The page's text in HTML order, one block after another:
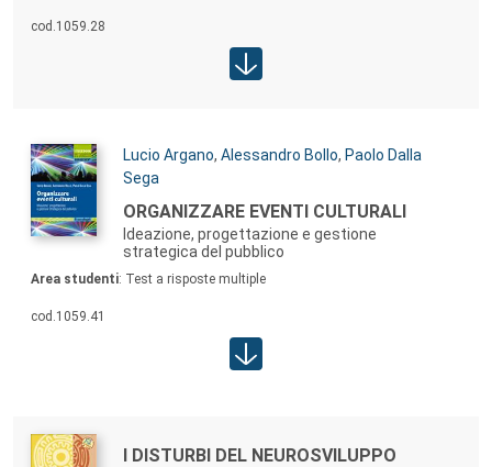
cod. 1059.28
Autori:
Lucio Argano, Alessandro Bollo, Paolo Dalla
Sega
TITOLO:
ORGANIZZARE EVENTI CULTURALI
Ideazione, progettazione e gestione
strategica del pubblico
Contenuti allegato:
Area studenti: Test a risposte multiple
cod. 1059.41
TITOLO:
I DISTURBI DEL NEUROSVILUPPO